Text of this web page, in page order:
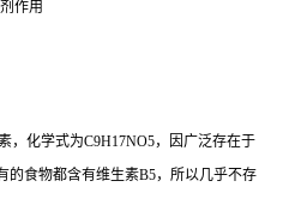
作用
，化学式为C9H17NO5，因广泛存在于
的食物都含有维生素B5，所以几乎不存